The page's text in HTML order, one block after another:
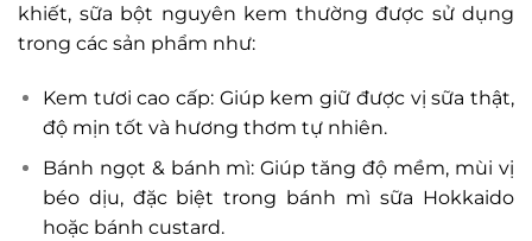
khiết, sữa bột nguyên kem thường được sử dụng
trong các sản phẩm như:
Kem tươi cao cấp: Giúp kem giữ được vị sữa thật,
độ mịn tốt và hương thơm tự nhiên.
Bánh ngọt & bánh mì: Giúp tăng độ mềm, mùi vị
béo dịu, đặc biệt trong bánh mì sữa Hokkaido
hoặc bánh custard.